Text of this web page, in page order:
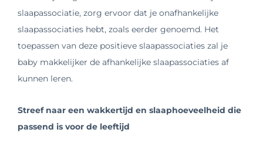
slaapassociatie, zorg ervoor dat je onafhankelijke
slaapassociaties hebt, zoals eerder genoemd. Het
toepassen van deze positieve slaapassociaties zal je
baby makkelijker de afhankelijke slaapassociaties af
kunnen leren.
Streef naar een wakkertijd en slaaphoeveelheid die
passend is voor de leeftijd